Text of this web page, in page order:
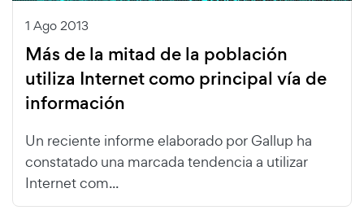
1 Ago 2013
Más de la mitad de la población
utiliza Internet como principal vía de
información
Un reciente informe elaborado por Gallup ha
constatado una marcada tendencia a utilizar
Internet com...